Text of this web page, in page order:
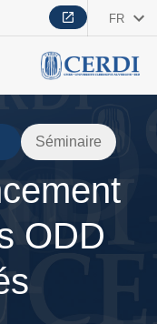
FR
Séminaire
ODD